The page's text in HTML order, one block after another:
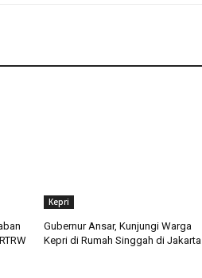
Kepri
Gubernur Ansar, Kunjungi Warga
Kepri di Rumah Singgah di Jakarta